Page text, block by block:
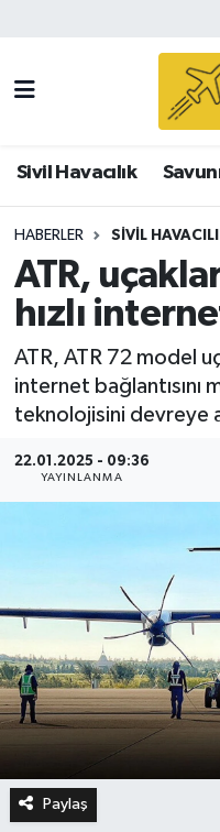
Sivil Havacılık
HABERLER SIVIL
ATR,
hızlı
ATR, ATR 72 model
internet bağlantısını
teknolojisini devreye
22.01.2025 - 09:36
YAYINLANMA
Paylaş